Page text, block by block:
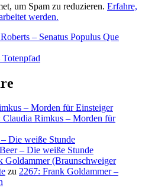
um Spam zu reduzieren. Erfahre,
werden.
– Senatus Populus Que
– Morden für Einsteiger
Claudia Rimkus – Morden für
Die weiße Stunde
– Die weiße Stunde
Goldammer (Braunschweiger
zu 2267: Frank Goldammer –